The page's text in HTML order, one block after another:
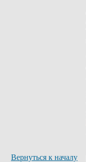
Вернуться к началу